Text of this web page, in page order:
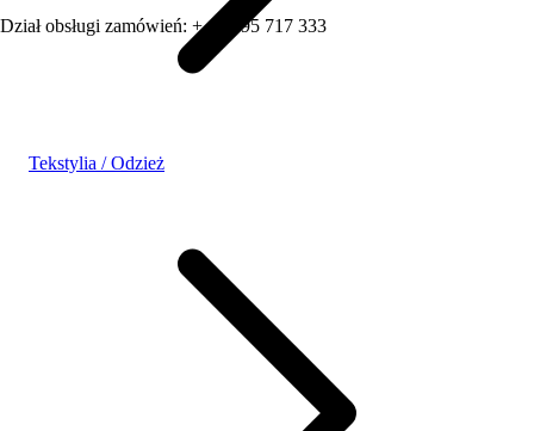
Dział obsługi zamówień: + 48 795 717 333
Tekstylia / Odzież